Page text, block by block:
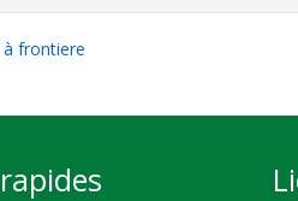
frontiere